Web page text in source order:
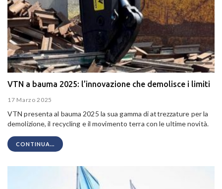
VTN a bauma 2025: l’innovazione che demolisce i limiti
17 Marzo 2025
VTN presenta al bauma 2025 la sua gamma di attrezzature per la
demolizione, il recycling e il movimento terra con le ultime novità.
CONTINUA...